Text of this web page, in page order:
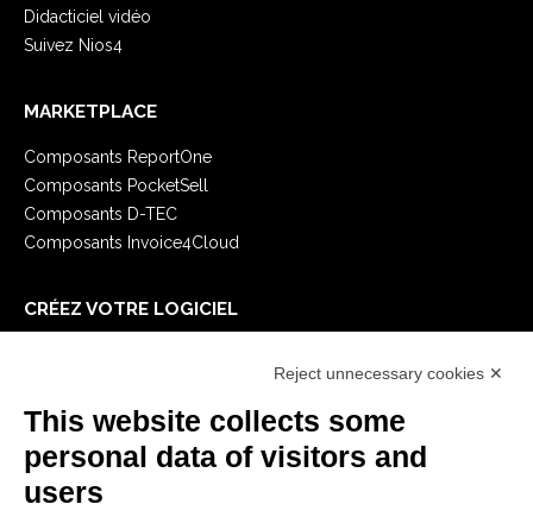
Didacticiel vidéo
Suivez Nios4
MARKETPLACE
Composants ReportOne
Composants PocketSell
Composants D-TEC
Composants Invoice4Cloud
CRÉEZ VOTRE LOGICIEL
E-Book
MENTIONS LÉGALES
Reject unnecessary cookies ✕
This website collects some
personal data of visitors and
users